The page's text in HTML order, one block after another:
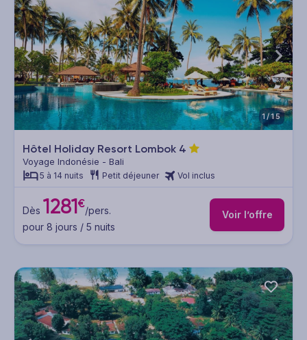
1/15
Hôtel Holiday Resort Lombok 4
Voyage Indonésie - Bali
5 à 14 nuits Petit déjeuner Vol inclus
Dès 1281€/pers.
pour 8 jours / 5 nuits
Voir l’offre